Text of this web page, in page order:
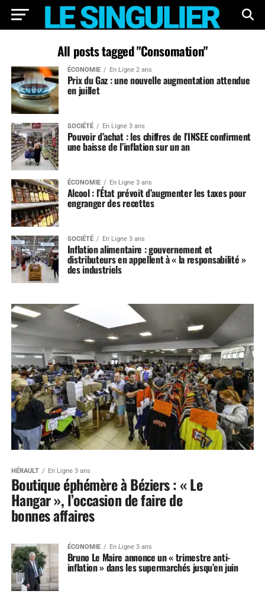
All posts tagged "Consomation"
ÉCONOMIE En Ligne 2 ans
Prix du Gaz : une nouvelle augmentation attendue
en juillet
SOCIÉTÉ En Ligne 3 ans
Pouvoir d’achat : les chiffres de l’INSEE confirment
une baisse de l’inflation sur un an
ÉCONOMIE En Ligne 3 ans
Alcool : l’État prévoit d’augmenter les taxes pour
engranger des recettes
SOCIÉTÉ En Ligne 3 ans
Inflation alimentaire : gouvernement et
distributeurs en appellent à « la responsabilité »
des industriels
HÉRAULT En Ligne 3 ans
Boutique éphémère à Béziers : « Le
Hangar », l’occasion de faire de
bonnes affaires
ÉCONOMIE En Ligne 3 ans
Bruno Le Maire annonce un « trimestre anti-
inflation » dans les supermarchés jusqu’en juin